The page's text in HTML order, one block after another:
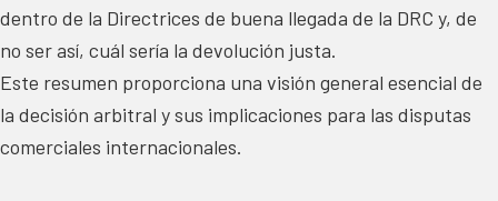
dentro de la Directrices de buena llegada de la DRC y, de
no ser así, cuál sería la devolución justa.
Este resumen proporciona una visión general esencial de
la decisión arbitral y sus implicaciones para las disputas
comerciales internacionales.